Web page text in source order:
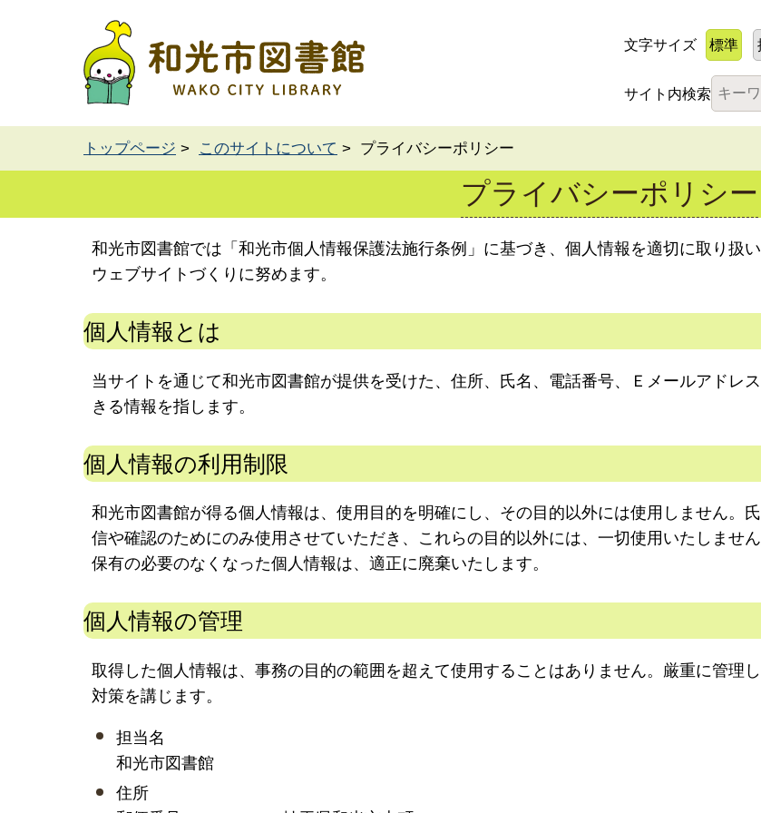
文字サイズ 標準
サイト内検索
トップページ > このサイトについて > プライバシーポリシー
プライバシーポリシー
和光市図書館では「和光市個人情報保護法施行条例」に基づき、個人情報を適切に取り扱
ウェブサイトづくりに努めます。
個人情報とは
当サイトを通じて和光市図書館が提供を受けた、住所、氏名、電話番号、Ｅメールアドレ
きる情報を指します。
個人情報の利用制限
和光市図書館が得る個人情報は、使用目的を明確にし、その目的以外には使用しません。
信や確認のためにのみ使用させていただき、これらの目的以外には、一切使用いたしません
保有の必要のなくなった個人情報は、適正に廃棄いたします。
個人情報の管理
取得した個人情報は、事務の目的の範囲を超えて使用することはありません。厳重に管理
対策を講じます。
担当名
和光市図書館
住所